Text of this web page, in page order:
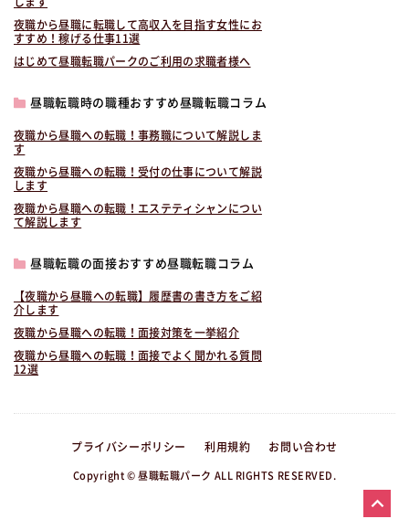
夜職から昼職に転職して高収入を目指す女性にお
すすめ！稼げる仕事11選
はじめて昼職転職パークのご利用の求職者様へ
昼職転職時の職種おすすめ昼職転職コラム
夜職から昼職への転職！事務職について解説しま
す
夜職から昼職への転職！受付の仕事について解説
します
夜職から昼職への転職！エステティシャンについ
て解説します
昼職転職の面接おすすめ昼職転職コラム
【夜職から昼職への転職】履歴書の書き方をご紹
介します
夜職から昼職への転職！面接対策を一挙紹介
夜職から昼職への転職！面接でよく聞かれる質問
12選
プライバシーポリシー 利用規約 お問い合わせ
Copyright © 昼職転職パーク ALL RIGHTS RESERVED.